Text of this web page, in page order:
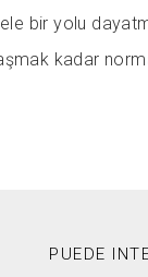
bir yolu
kadar
PUEDE